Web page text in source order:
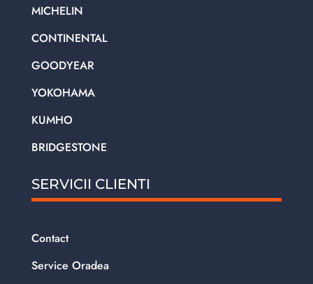
MICHELIN
CONTINENTAL
GOODYEAR
YOKOHAMA
KUMHO
BRIDGESTONE
SERVICII CLIENTI
Contact
Service Oradea